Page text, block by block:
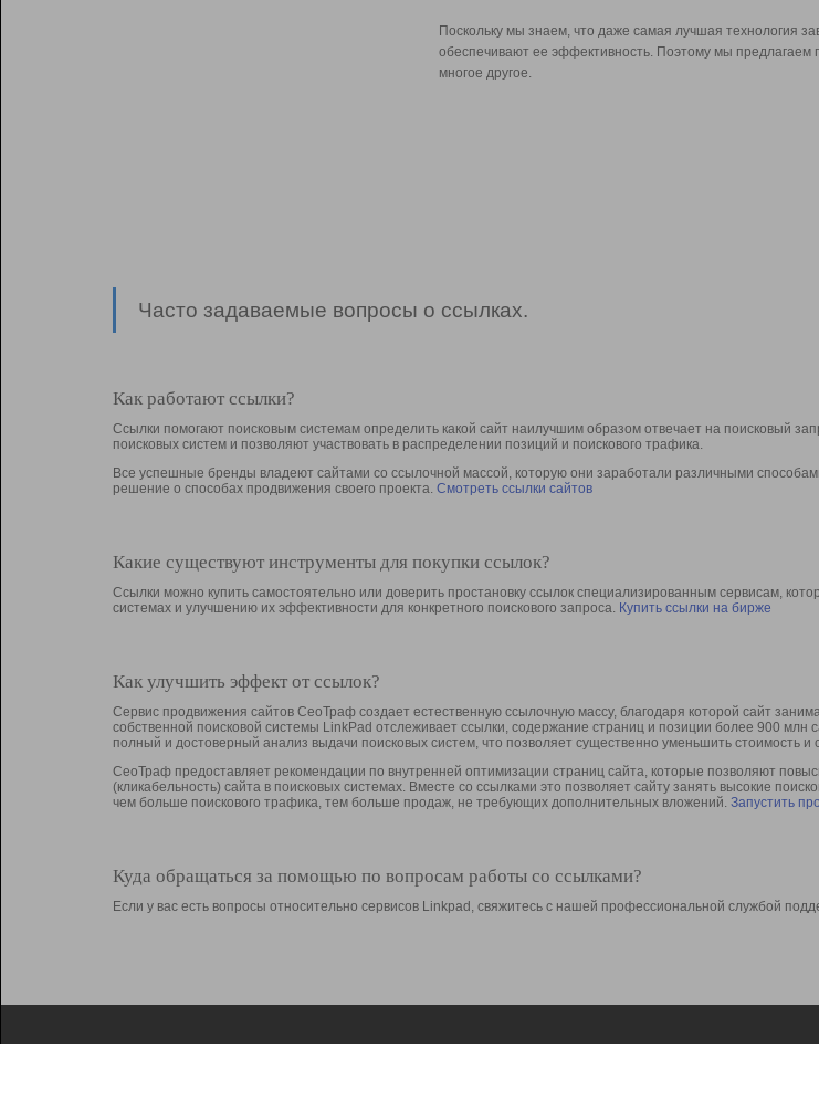
Поскольку мы знаем, что даже самая лучшая технология
обеспечивают ее эффективность. Поэтому мы предлагаем
многое другое.
Часто задаваемые вопросы о ссылках.
Как работают ссылки?
Ссылки помогают поисковым системам определить какой сайт наилучшим образом отвечает на поисковый
поисковых систем и позволяют участвовать в раcпределении позиций и поискового трафика.
Все успешные бренды владеют сайтами со ссылочной массой, которую они заработали различными
решение о способах продвижения своего проекта. Смотреть ссылки сайтов
Какие существуют инструменты для покупки ссылок?
Ссылки можно купить самостоятельно или доверить простановку ссылок специализированным сервисам,
системах и улучшению их эффективности для конкретного поискового запроса. Купить ссылки на бирже
Как улучшить эффект от ссылок?
Сервис продвижения сайтов СеоТраф создает естественную ссылочную массу, благодаря которой сайт
собственной поисковой системы LinkPad отслеживает ссылки, содержание страниц и позиции более 900
полный и достоверный анализ выдачи поисковых систем, что позволяет существенно уменьшить стоимость и
СеоТраф предоставляет рекомендации по внутренней оптимизации страниц сайта, которые позволяют
(кликабельность) сайта в поисковых системах. Вместе со ссылками это позволяет сайту занять высокие
чем больше поискового трафика, тем больше продаж, не требующих дополнительных вложений. Запустить
Куда обращаться за помощью по вопросам работы со ссылками?
Если у вас есть вопросы относительно сервисов Linkpad, свяжитесь с нашей профессиональной службой